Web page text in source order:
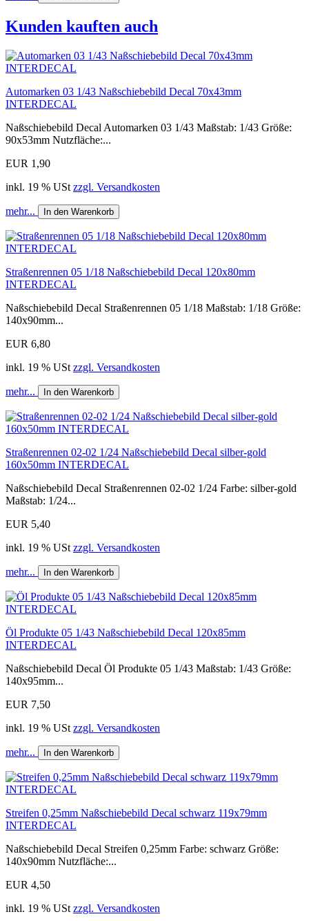
Kunden kauften auch
Automarken 03 1/43 Naßschiebebild Decal 70x43mm
INTERDECAL
Naßschiebebild Decal Automarken 03 1/43 Maßstab: 1/43 Größe:
90x53mm Nutzfläche:...
EUR 1,90
inkl. 19 % USt zzgl. Versandkosten
mehr... In den Warenkorb
Straßenrennen 05 1/18 Naßschiebebild Decal 120x80mm
INTERDECAL
Naßschiebebild Decal Straßenrennen 05 1/18 Maßstab: 1/18 Größe:
140x90mm...
EUR 6,80
inkl. 19 % USt zzgl. Versandkosten
mehr... In den Warenkorb
Straßenrennen 02-02 1/24 Naßschiebebild Decal silber-gold
160x50mm INTERDECAL
Naßschiebebild Decal Straßenrennen 02-02 1/24 Farbe: silber-gold
Maßstab: 1/24...
EUR 5,40
inkl. 19 % USt zzgl. Versandkosten
mehr... In den Warenkorb
Öl Produkte 05 1/43 Naßschiebebild Decal 120x85mm
INTERDECAL
Naßschiebebild Decal Öl Produkte 05 1/43 Maßstab: 1/43 Größe:
140x95mm...
EUR 7,50
inkl. 19 % USt zzgl. Versandkosten
mehr... In den Warenkorb
Streifen 0,25mm Naßschiebebild Decal schwarz 119x79mm
INTERDECAL
Naßschiebebild Decal Streifen 0,25mm Farbe: schwarz Größe:
140x90mm Nutzfläche:...
EUR 4,50
inkl. 19 % USt zzgl. Versandkosten